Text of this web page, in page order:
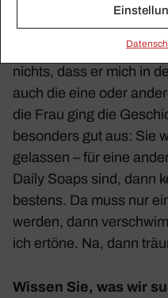
gewissen Ladislav
arme Krum­p­holz war
ertränkte sich später in
nichts, dass er mich in
auch die eine oder
die Frau ging die
beson­ders gut aus: Sie
gelassen – für eine
Daily Soaps sind, dann
bestens. Da muss nur
werden, dann
ich ertöne. Na, dann
Wissen Sie, was wir